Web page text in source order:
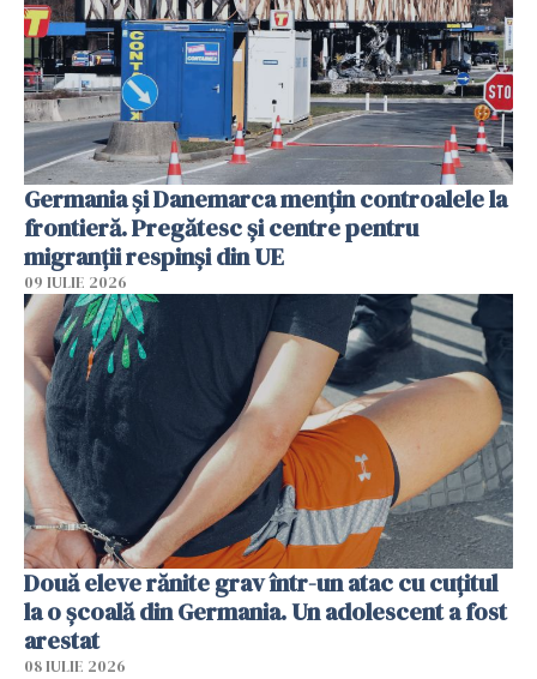
Germania și Danemarca mențin controalele la
frontieră. Pregătesc și centre pentru
migranții respinși din UE
09 IULIE 2026
Două eleve rănite grav într-un atac cu cuțitul
la o școală din Germania. Un adolescent a fost
arestat
08 IULIE 2026